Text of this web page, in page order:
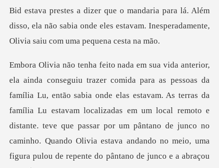
Além
disso, ela não sabia onde eles estavam. Inespe
abia onde elas estavam. As terras da
família Lu estavam localizadas em um local remoto e
distante. teve que passar por um pântano